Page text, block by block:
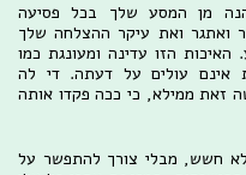
מן המסע שלך בכל פסיעה
ואתגר ואת עיקר ההצלחה שלך
הזו עדינה ומעונגת כמו
אינם עולים על דעתה. די לה
זאת ממילא, כי ככה פקדו אותה
חשש, מבלי צורך להתפשר על